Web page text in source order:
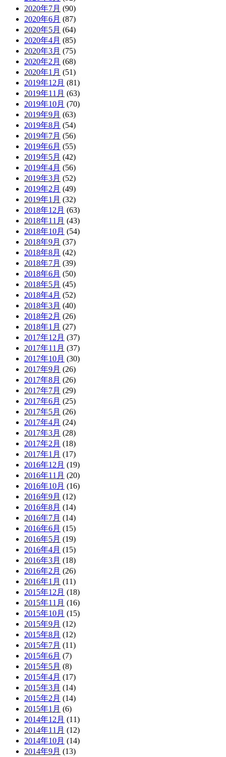
2020年7月 (90)
2020年6月 (87)
2020年5月 (64)
2020年4月 (85)
2020年3月 (75)
2020年2月 (68)
2020年1月 (51)
2019年12月 (81)
2019年11月 (63)
2019年10月 (70)
2019年9月 (63)
2019年8月 (54)
2019年7月 (56)
2019年6月 (55)
2019年5月 (42)
2019年4月 (56)
2019年3月 (52)
2019年2月 (49)
2019年1月 (32)
2018年12月 (63)
2018年11月 (43)
2018年10月 (54)
2018年9月 (37)
2018年8月 (42)
2018年7月 (39)
2018年6月 (50)
2018年5月 (45)
2018年4月 (52)
2018年3月 (40)
2018年2月 (26)
2018年1月 (27)
2017年12月 (37)
2017年11月 (37)
2017年10月 (30)
2017年9月 (26)
2017年8月 (26)
2017年7月 (29)
2017年6月 (25)
2017年5月 (26)
2017年4月 (24)
2017年3月 (28)
2017年2月 (18)
2017年1月 (17)
2016年12月 (19)
2016年11月 (20)
2016年10月 (16)
2016年9月 (12)
2016年8月 (14)
2016年7月 (14)
2016年6月 (15)
2016年5月 (19)
2016年4月 (15)
2016年3月 (18)
2016年2月 (26)
2016年1月 (11)
2015年12月 (18)
2015年11月 (16)
2015年10月 (15)
2015年9月 (12)
2015年8月 (12)
2015年7月 (11)
2015年6月 (7)
2015年5月 (8)
2015年4月 (17)
2015年3月 (14)
2015年2月 (14)
2015年1月 (6)
2014年12月 (11)
2014年11月 (12)
2014年10月 (14)
2014年9月 (13)